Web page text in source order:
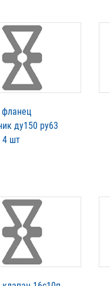
ду150 ру63
4 шт